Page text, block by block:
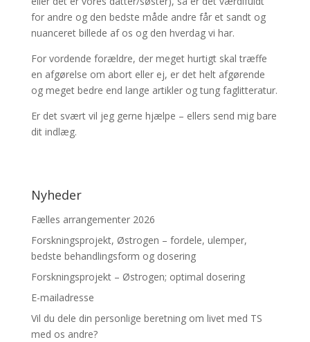
for andre og den bedste måde andre får et sandt og
nuanceret billede af os og den hverdag vi har.
For vordende forældre, der meget hurtigt skal træffe
en afgørelse om abort eller ej, er det helt afgørende
og meget bedre end lange artikler og tung faglitteratur.
Er det svært vil jeg gerne hjælpe – ellers send mig bare
dit indlæg.
Nyheder
Fælles arrangementer 2026
Forskningsprojekt, Østrogen – fordele, ulemper,
bedste behandlingsform og dosering
Forskningsprojekt – Østrogen; optimal dosering
E-mailadresse
Vil du dele din personlige beretning om livet med TS
med os andre?